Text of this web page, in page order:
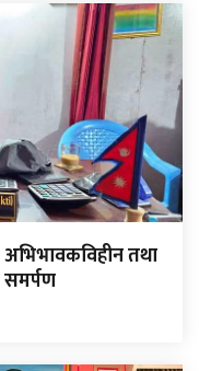
अभिभावकविहीन तथा
समर्पण